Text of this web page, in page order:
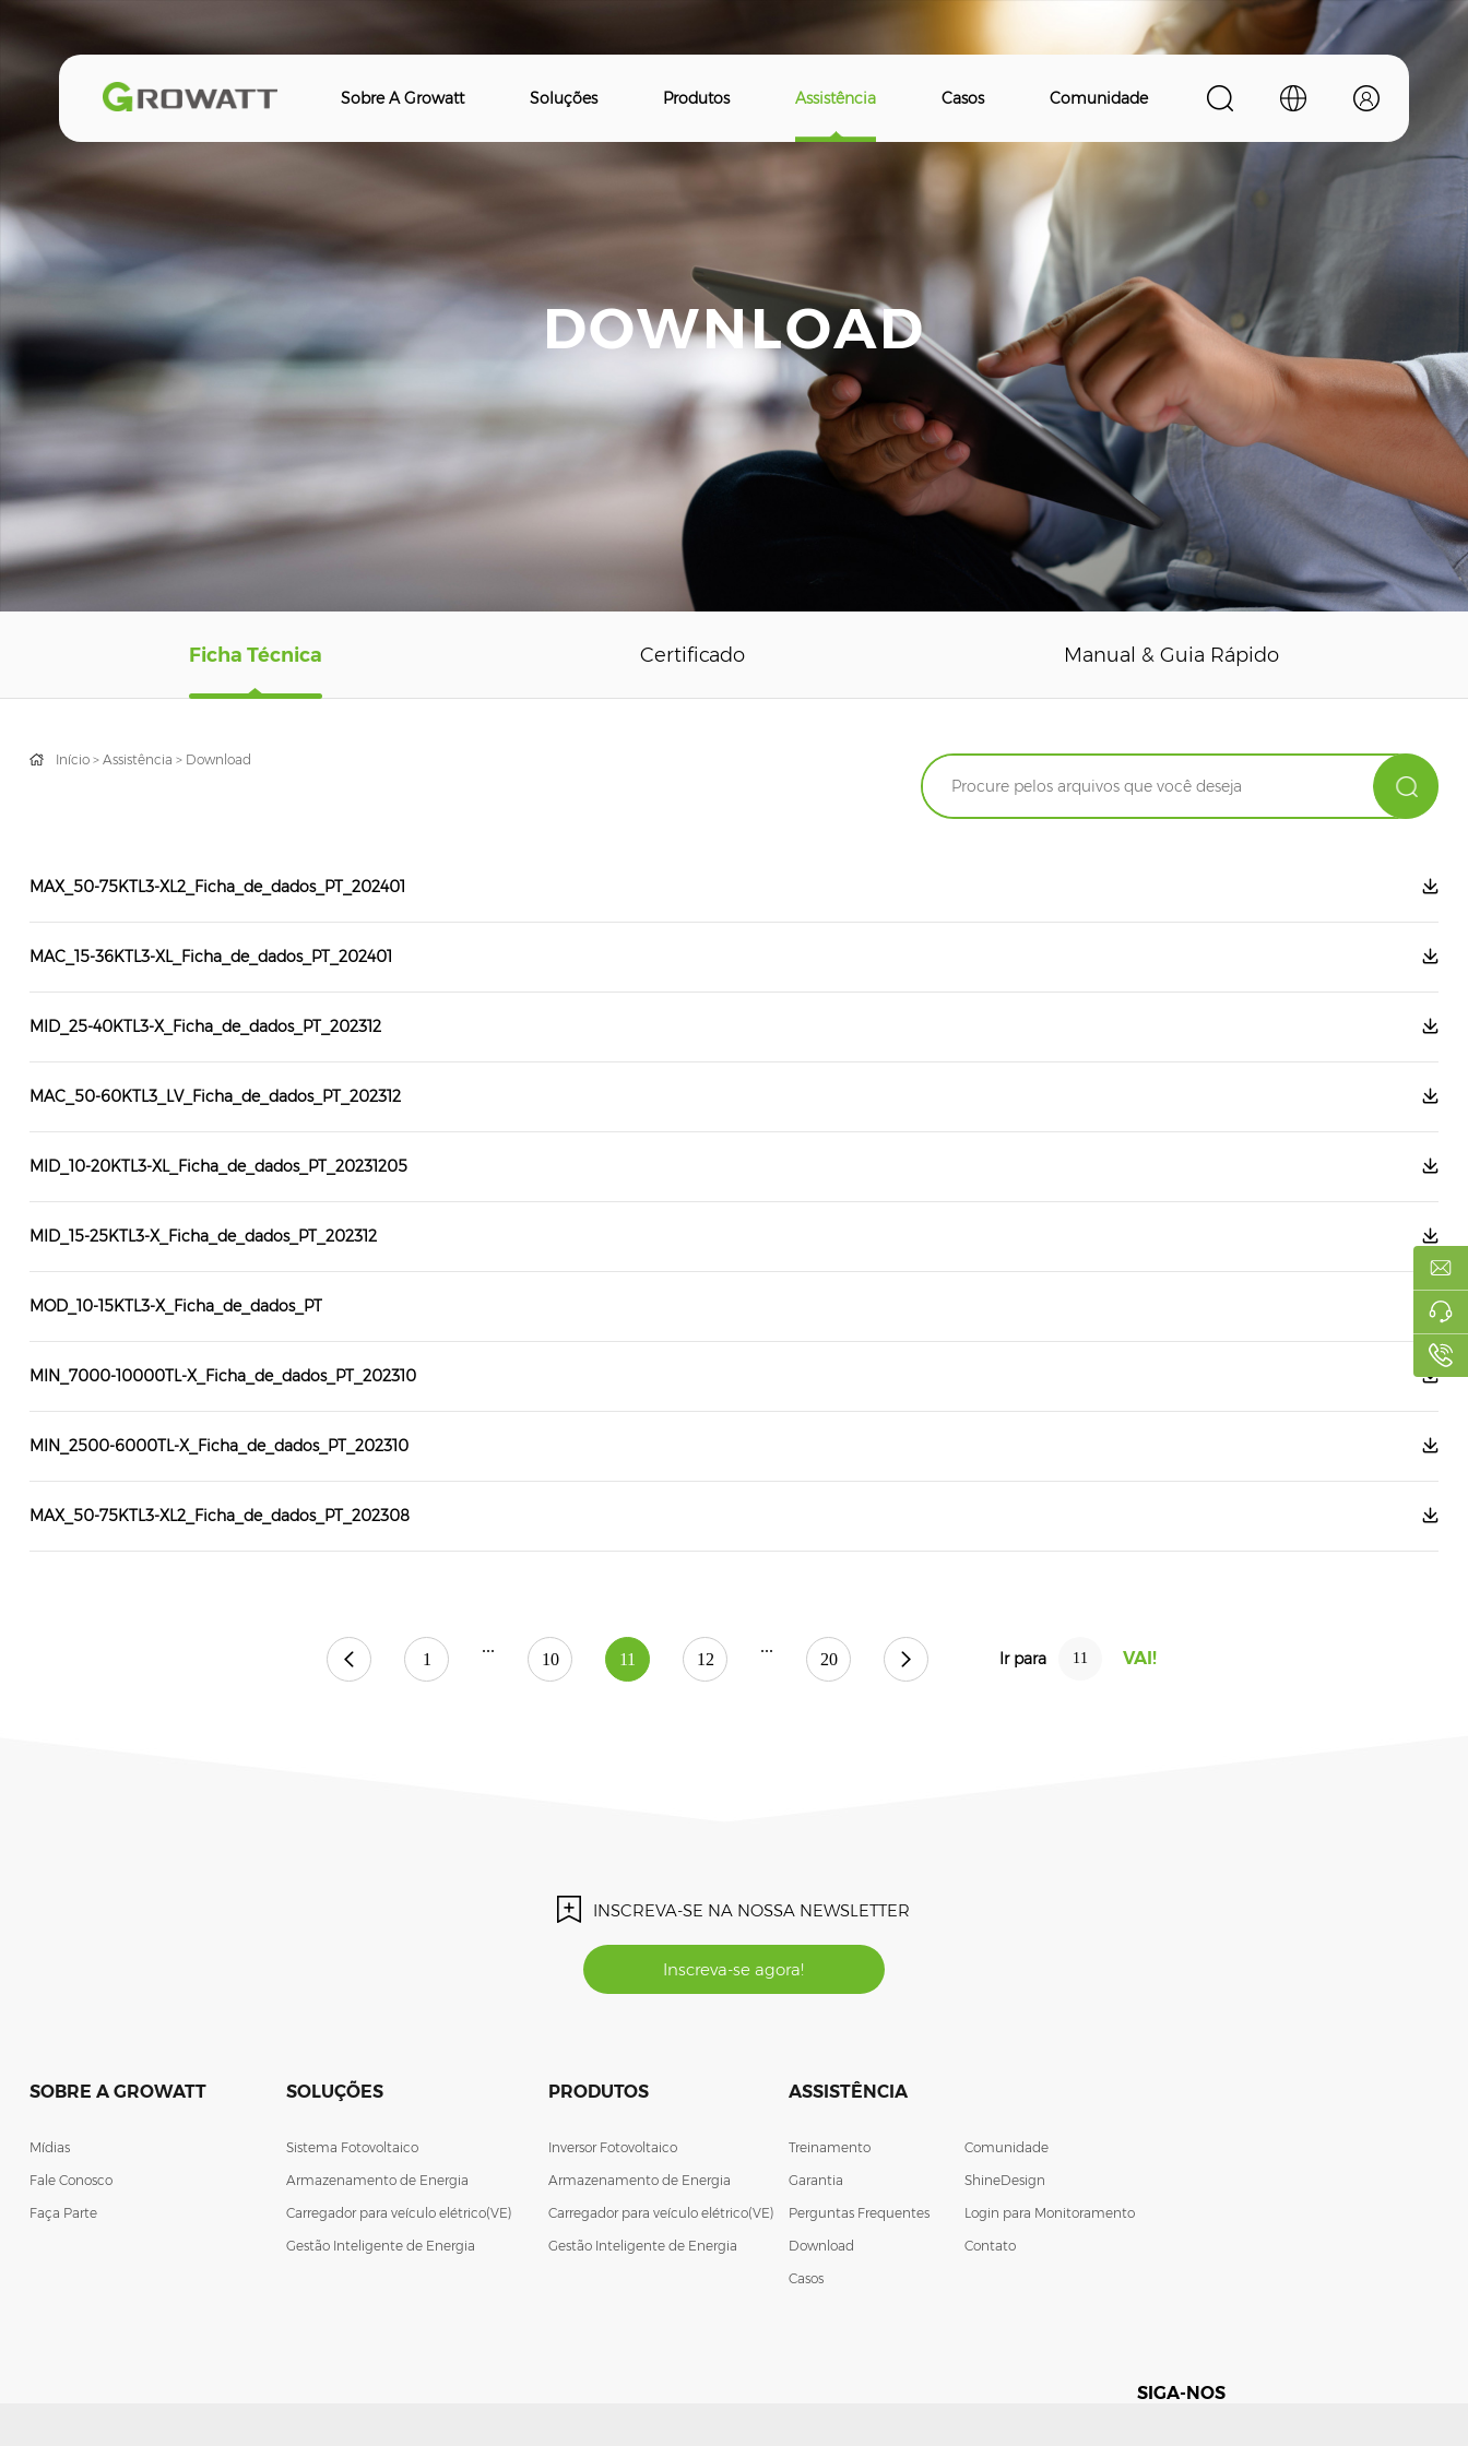
DOWNLOAD
Sobre A Growatt Soluções Produtos Assistência Casos Comunidade
Ficha Técnica Certificado Manual & Guia Rápido
Início> Assistência > Download
MAX_50-75KTL3-XL2_Ficha_de_dados_PT_202401
MAC_15-36KTL3-XL_Ficha_de_dados_PT_202401
MID_25-40KTL3-X_Ficha_de_dados_PT_202312
MAC_50-60KTL3_LV_Ficha_de_dados_PT_202312
MID_10-20KTL3-XL_Ficha_de_dados_PT_20231205
MID_15-25KTL3-X_Ficha_de_dados_PT_202312
MOD_10-15KTL3-X_Ficha_de_dados_PT
MIN_7000-10000TL-X_Ficha_de_dados_PT_202310
MIN_2500-6000TL-X_Ficha_de_dados_PT_202310
MAX_50-75KTL3-XL2_Ficha_de_dados_PT_202308
1
...
10 11 12
...
20 Ir para
INSCREVA-SE NA NOSSA NEWSLETTER
Inscreva-se agora!
SOBRE A GROWATT
Mídias
Fale Conosco
Faça Parte
SOLUÇÕES
Sistema Fotovoltaico
Armazenamento de Energia
Carregador para veículo elétrico(VE)
Gestão Inteligente de Energia
PRODUTOS
Inversor Fotovoltaico
Armazenamento de Energia
Carregador para veículo elétrico(VE)
Gestão Inteligente de Energia
ASSISTÊNCIA
Treinamento
Garantia
Perguntas Frequentes
Download
Casos
Comunidade
ShineDesign
Login para Monitoramento
Contato
SIGA-NOS